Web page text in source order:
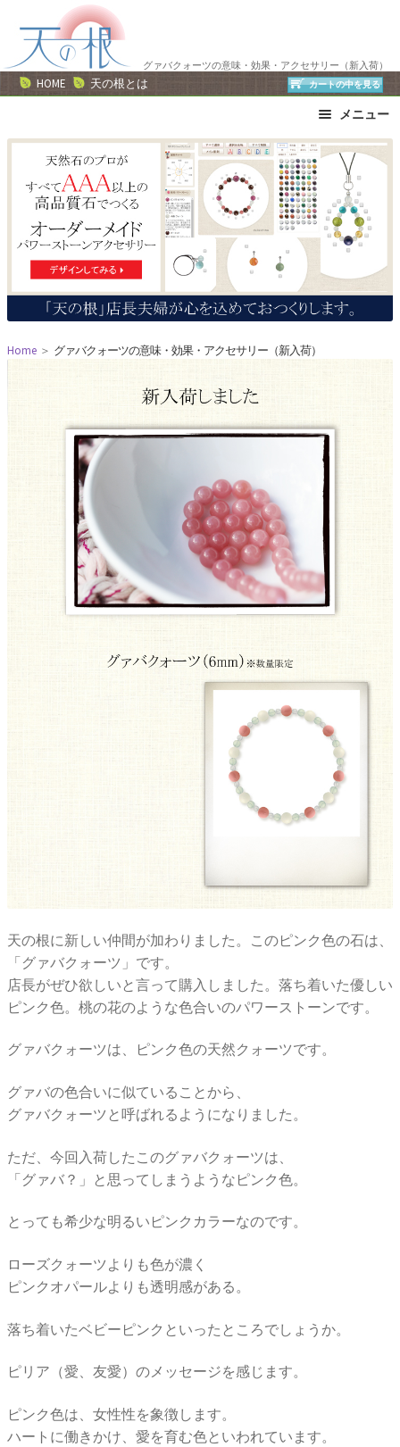
ー
シ
ン
ン
ツ
ス
グァバクォーツの意味・効果・アクセサリー（新入荷）
HOME 天の根とは カートの中を見る
メニュー
ブレスレット
ストラップ
ネックレス
ピアス・イヤリング
リング
運勢で選ぶ
誕生石で選ぶ
色で選ぶ
干支石で選ぶ
星座石で選ぶ
石の名前で選ぶ
パワーストーン一覧
Home ＞ グァバクォーツの意味・効果・アクセサリー（新入荷）
天の根に新しい仲間が加わりました。このピンク色の石は、
「グァバクォーツ」です。
店長がぜひ欲しいと言って購入しました。落ち着いた優しい
ピンク色。桃の花のような色合いのパワーストーンです。
グァバクォーツは、ピンク色の天然クォーツです。
グァバの色合いに似ていることから、
グァバクォーツと呼ばれるようになりました。
ただ、今回入荷したこのグァバクォーツは、
「グァバ？」と思ってしまうようなピンク色。
とっても希少な明るいピンクカラーなのです。
ローズクォーツよりも色が濃く
ピンクオパールよりも透明感がある。
落ち着いたベビーピンクといったところでしょうか。
ピリア（愛、友愛）のメッセージを感じます。
ピンク色は、女性性を象徴します。
ハートに働きかけ、愛を育む色といわれています。